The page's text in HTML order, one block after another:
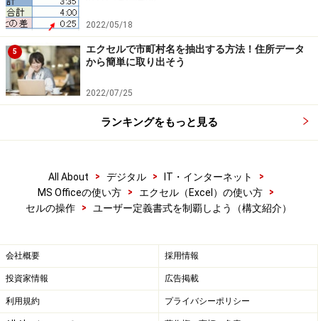
2022/05/18
5
エクセルで市町村名を抽出する方法！住所データ
から簡単に取り出そう
2022/07/25
ランキングをもっと見る
All About > デジタル > IT・インターネット
>
MS Officeの使い方
> エクセル（Excel）の使い方
>
セルの操作
> ユーザー定義書式を制覇しよう（構文紹介）
会社概要 採用情報
投資家情報 広告掲載
利用規約 プライバシーポリシー